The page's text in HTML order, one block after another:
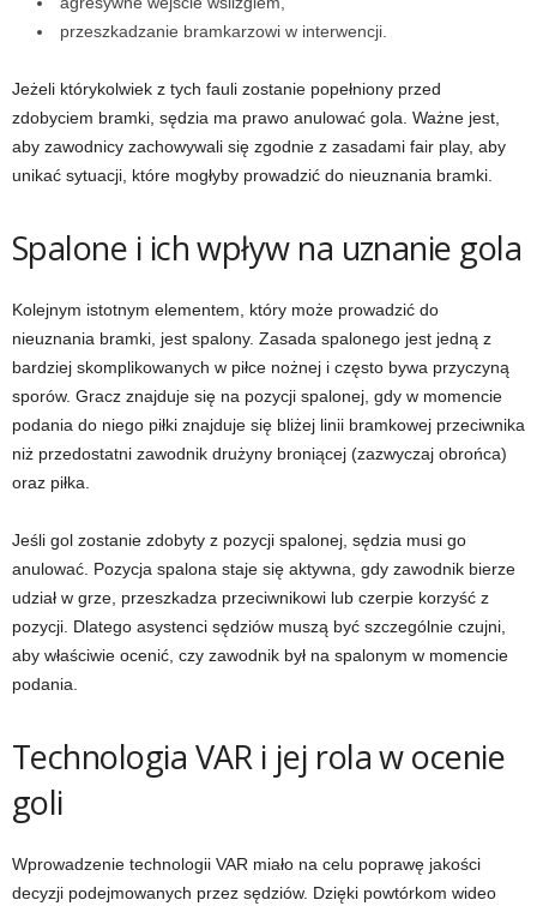
przeszkadzanie bramkarzowi w interwencji.
Jeżeli którykolwiek z tych fauli zostanie popełniony przed
zdobyciem bramki, sędzia ma prawo anulować gola. Ważne jest,
aby zawodnicy zachowywali się zgodnie z zasadami fair play, aby
unikać sytuacji, które mogłyby prowadzić do nieuznania bramki.
Spalone i ich wpływ na uznanie gola
Kolejnym istotnym elementem, który może prowadzić do
nieuznania bramki, jest spalony. Zasada spalonego jest jedną z
bardziej skomplikowanych w piłce nożnej i często bywa przyczyną
sporów. Gracz znajduje się na pozycji spalonej, gdy w momencie
podania do niego piłki znajduje się bliżej linii bramkowej przeciwnika
niż przedostatni zawodnik drużyny broniącej (zazwyczaj obrońca)
oraz piłka.
Jeśli gol zostanie zdobyty z pozycji spalonej, sędzia musi go
anulować. Pozycja spalona staje się aktywna, gdy zawodnik bierze
udział w grze, przeszkadza przeciwnikowi lub czerpie korzyść z
pozycji. Dlatego asystenci sędziów muszą być szczególnie czujni,
aby właściwie ocenić, czy zawodnik był na spalonym w momencie
podania.
Technologia VAR i jej rola w ocenie
goli
Wprowadzenie technologii VAR miało na celu poprawę jakości
decyzji podejmowanych przez sędziów. Dzięki powtórkom wideo